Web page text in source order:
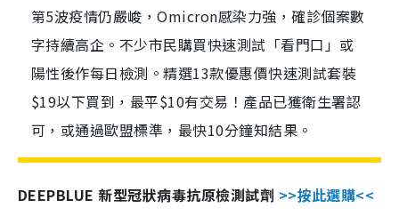
第5波疫情仍嚴峻，Omicron感染力強，確診個案數
字持續高企。不少市民購買快速測試「看門口」或
陽性後作每日檢測。精選13款優惠價快速測試套裝
$19以下買到，最平$10有交易！產品已獲衛生署認
可，或通過歐盟標準，最快10分鐘知結果。
DEEPBLUE 新型冠狀病毒抗原檢測試劑 >>按此選購<<